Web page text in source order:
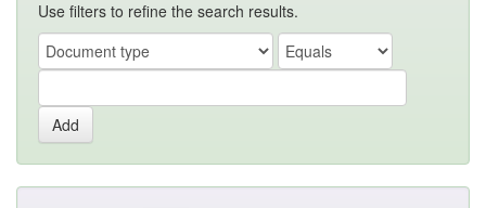
Use filters to refine the search results.